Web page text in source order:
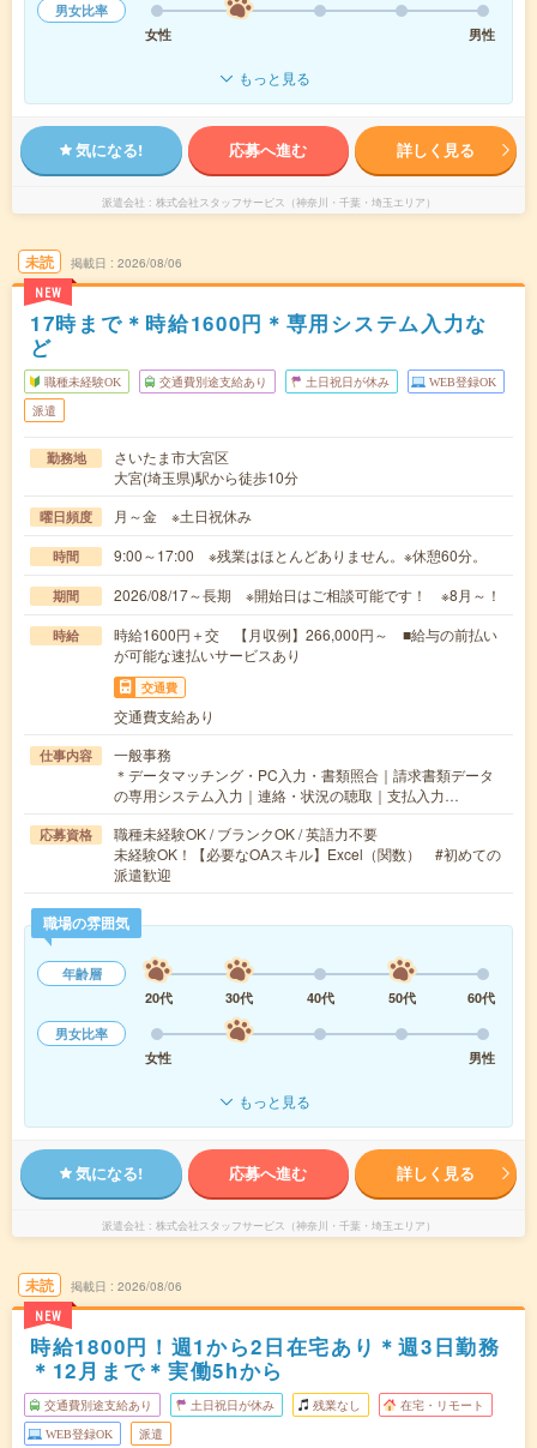
男女比率
女性
男性
もっと見る
気になる! 応募へ進む 詳しく見る
派遣会社 株式会社スタッフサービス（神奈川・千葉・埼玉エリア）
未読
NEW
掲載日 2026/08/06
17時まで＊時給1600円＊専用システム入力な
ど
職種未経験OK 交通費別途支給あり 土日祝日が休み WEB登録OK
派遣
勤務地
さいたま市大宮区
大宮(埼玉県)駅から徒歩10分
曜日頻度 月～金 ※土日祝休み
時間 9:00～17:00 ※残業はほとんどありません。※休憩60分。
期間 2026/08/17～長期 ※開始日はご相談可能です！ ※8月～！
時給
時給1600円＋交 【月収例】266,000円～ ■給与の前払い
が可能な速払いサービスあり
交通費
交通費支給あり
仕事内容
一般事務
＊データマッチング・PC入力・書類照合｜請求書類データ
の専用システム入力｜連絡・状況の聴取｜支払入力…
応募資格
職種未経験OK / ブランクOK / 英語力不要
未経験OK！【必要なOAスキル】Excel（関数） #初めての
派遣歓迎
職場の雰囲気
年齢層
20代
30代 40代 50代
60代
男女比率
女性
男性
もっと見る
気になる! 応募へ進む 詳しく見る
派遣会社 株式会社スタッフサービス（神奈川・千葉・埼玉エリア）
未読
NEW
掲載日 2026/08/06
時給1800円！週1から2日在宅あり＊週3日勤務
＊12月まで＊実働5hから
交通費別途支給あり 土日祝日が休み 残業なし 在宅・リモート
WEB登録OK 派遣